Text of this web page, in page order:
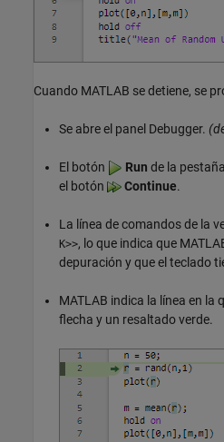
Cuando MATLAB se detiene, se
Se abre el panel Debugger.
El botón Run de la pestaña
el botón
Continue.
La línea de comandos de la
K>>, lo que indica que
depuración y que el teclado
MATLAB indica la línea en la
flecha y un resaltado verde.